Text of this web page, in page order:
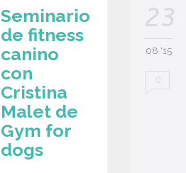
Seminario
de fitness
canino
con
Cristina
Malet de
Gym for
dogs
23
08 '15
0